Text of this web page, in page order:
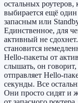
остальных
выбирается ещё один
запасным или
Единственное, для
активный не
становится
Hello-пакеты от
слышать, он
отправляет Hello-
секунды. Все
Они просто сидят и